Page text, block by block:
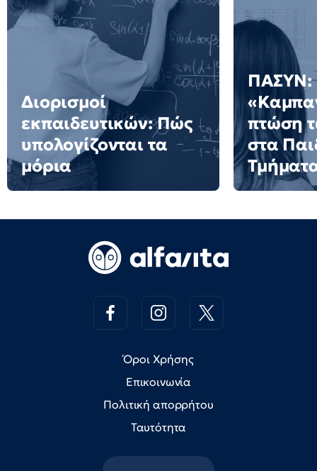
Διορισμοί
εκπαιδευτικών: Πώς
υπολογίζονται τα
μόρια
ΠΑΣΥΝ:
πτώση
στα
Όροι Χρήσης
Επικοινωνία
Πολιτική απορρήτου
Ταυτότητα